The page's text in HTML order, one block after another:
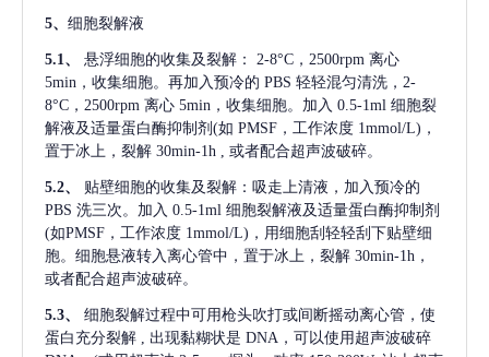
5、 细胞裂解液
5.1、 悬浮细胞的收集及裂解：
2-8°C，2500rpm 离心
5min，收集细胞。再加入预冷的 PBS 轻轻混匀清洗，2-
8°C，2500rpm 离心 5min，收集细胞。加入 0.5-1ml 细胞裂
解液及适量蛋白酶抑制剂(如 PMSF，工作浓度 1mmol/L)，
置于冰上，裂解 30min-1h , 或者配合超声波破碎。
5.2、
贴壁细胞的收集及裂解：吸走上清液，加入预冷的
PBS 洗三次。加入 0.5-1ml 细胞裂解液及适量蛋白酶抑制剂
(如PMSF，工作浓度 1mmol/L)，用细胞刮轻轻刮下贴壁细
胞。细胞悬液转入离心管中，置于冰上，裂解 30min-1h，
或者配合超声波破碎。
5.3、
细胞裂解过程中可用枪头吹打或间断摇动离心管，使
蛋白充分裂解 , 出现黏糊状是 DNA，可以使用超声波破碎